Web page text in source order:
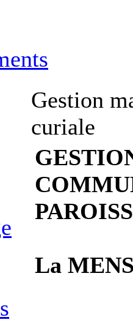
Gestion
curiale
La